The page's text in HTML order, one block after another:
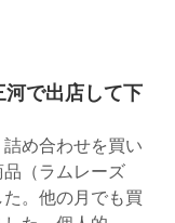
で出店して下
め合わせを買い
品（ラムレーズ
。他の月でも買